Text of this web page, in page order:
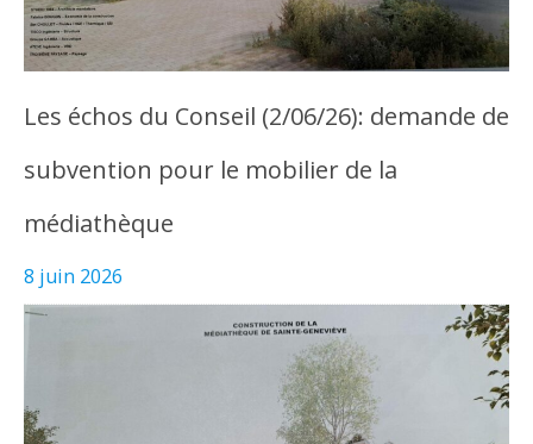
Les échos du Conseil (2/06/26): demande de
subvention pour le mobilier de la
médiathèque
8 juin 2026